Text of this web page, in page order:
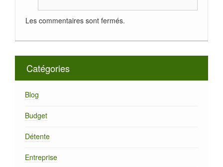
Les commentaires sont fermés.
Catégories
Blog
Budget
Détente
Entreprise